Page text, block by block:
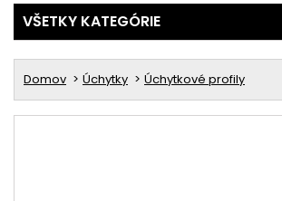
VŠETKY KATEGÓRIE
Domov Úchytky Úchytkové profily